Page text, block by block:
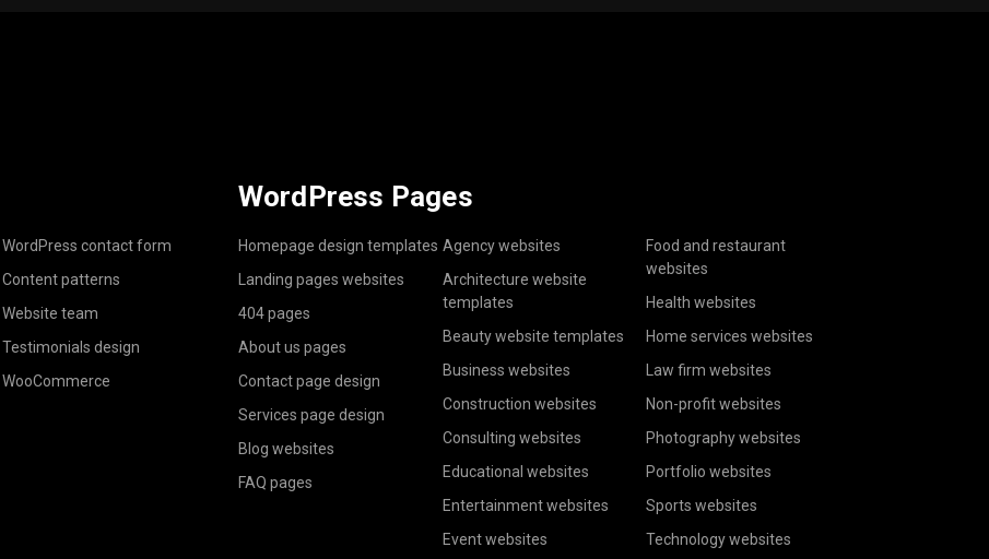
WordPress contact form
Content patterns
Website team
Testimonials design
WooCommerce
WordPress Pages
Homepage design templates
Landing pages websites
404 pages
About us pages
Contact page design
Services page design
Blog websites
FAQ pages
Agency websites
Architecture website
templates
Beauty website templates
Business websites
Construction websites
Consulting websites
Educational websites
Entertainment websites
Event websites
Food and restaurant
websites
Health websites
Home services websites
Law firm websites
Non-profit websites
Photography websites
Portfolio websites
Sports websites
Technology websites